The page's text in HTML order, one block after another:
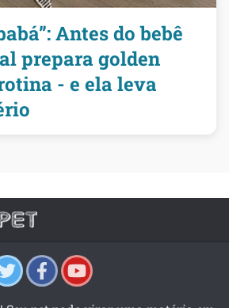
Antes do bebê
prepara golden
- e ela leva